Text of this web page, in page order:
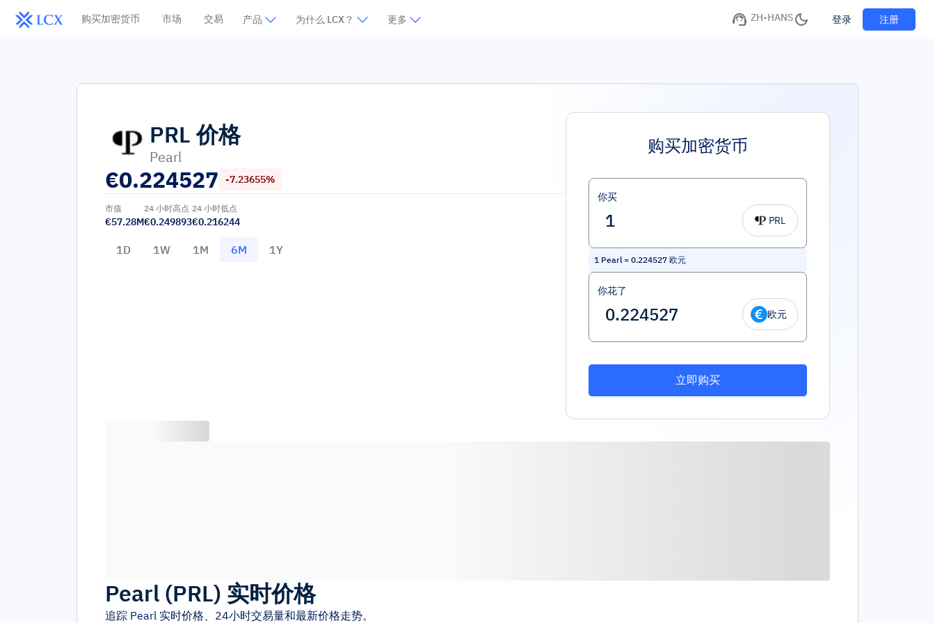
购买加密货币 市场 交易 产品 为什么 LCX？ 更多 ZH-HANS 登录 注册
PRL 价格
Pearl
€0.224527 -7.23655%
市值
€57.28M
24 小时高点
€0.249893
24 小时低点
€0.216244
1D 1W 1M 6M 1Y
购买加密货币
你买
PRL
1 Pearl= 0.224527 欧元
你花了
欧元
立即购买
Pearl (PRL) 实时价格
追踪 Pearl 实时价格、24小时交易量和最新价格走势。